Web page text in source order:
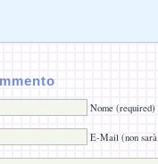
Nome (required)
E-Mail (non